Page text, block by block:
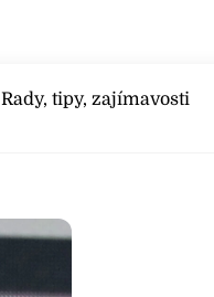
Rady, tipy, zajímavosti